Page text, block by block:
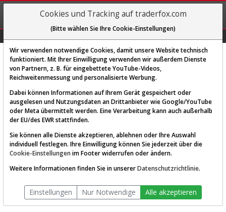
REGIS-
TRIEREN
Diese Funktion ist nur für
AKTIEN-TERMINAL
Die Aktienanalyse-Plattform von
TraderFox
Cookies und Tracking auf traderfox.com
(Bitte wählen Sie Ihre Cookie-Einstellungen)
Wir verwenden notwendige Cookies, damit unsere Website technisch
funktioniert. Mit Ihrer Einwilligung verwenden wir außerdem Dienste
von Partnern, z. B. für eingebettete YouTube-Videos,
Reichweitenmessung und personalisierte Werbung.
Dabei können Informationen auf Ihrem Gerät gespeichert oder
ausgelesen und Nutzungsdaten an Drittanbieter wie Google/YouTube
oder Meta übermittelt werden. Eine Verarbeitung kann auch außerhalb
der EU/des EWR stattfinden.
Sie können alle Dienste akzeptieren, ablehnen oder Ihre Auswahl
individuell festlegen. Ihre Einwilligung können Sie jederzeit über die
Cookie-Einstellungen im Footer widerrufen oder ändern.
Weitere Informationen finden Sie in unsererDatenschutzrichtlinie.
Einstellungen Nur Notwendige Alle akzeptieren